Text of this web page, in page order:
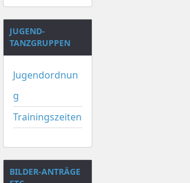
JUGEND-
TANZGRUPPEN
Jugendordnun
g
Trainingszeiten
BILDER-ANTRÄGE